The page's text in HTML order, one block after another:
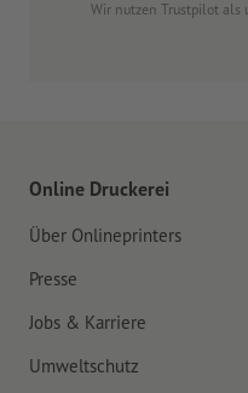
Wir nutzen Trustpilot als
Online Druckerei
Über Onlineprinters
Presse
Jobs & Karriere
Umweltschutz